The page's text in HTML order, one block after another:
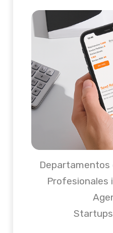
Departamentos
Profesionales